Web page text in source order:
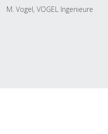
M. Vogel, VOGEL Ingenieure